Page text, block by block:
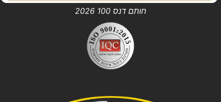
חותם דנס 100 2026